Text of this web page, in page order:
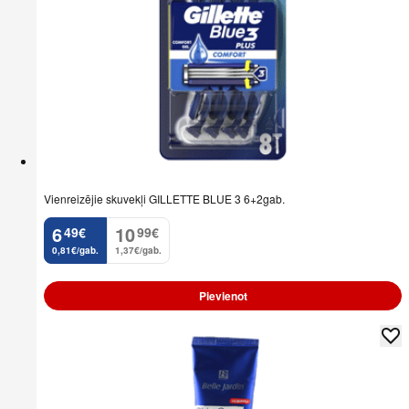
Vienreizējie skuvekļi GILLETTE BLUE 3 6+2gab.
6
. 49€
0,81€/gab.
10
. 99€
1,37€/gab.
Pievienot